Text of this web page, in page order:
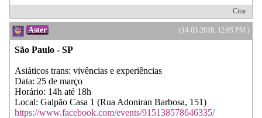
Citar
(14-03-2018, 12:05 PM )
Aster
São Paulo - SP
Asiáticos trans: vivências e experiências
Data: 25 de março
Horário: 14h até 18h
Local: Galpão Casa 1 (Rua Adoniran Barbosa, 151)
https://www.facebook.com/events/915138578646335/